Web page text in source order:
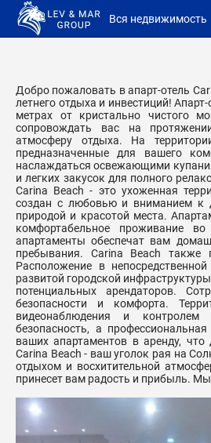
Вся недвижимость
Добро пожаловать в апарт-отель
летнего отдыха и инвестиций!
метрах от кристально чистого
сопровождать вас на
атмосферу отдыха. На
предназначенные для вашего
наслаждаться освежающими
и легких закусок для полного
Carina Beach - это ухоженная
создан с любовью и вниманием к
природой и красотой места.
комфортабельное проживание
апартаменты обеспечат вам
пребывания. Carina Beach также
Расположение в
развитой городской
потенциальных арендаторов.
безопасности и комфорта.
видеонаблюдения и контролем
безопасность, а
ваших апартаментов в аренду,
Carina Beach - ваш уголок рая на
отдыхом и восхитительной
принесет вам радость и прибыль.